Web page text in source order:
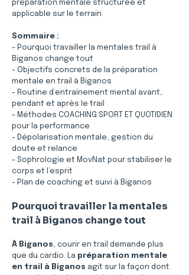
préparation mentale structurée et
applicable sur le terrain.
Sommaire :
- Pourquoi travailler la mentales trail à
Biganos change tout
- Objectifs concrets de la préparation
mentale en trail à Biganos
- Routine d’entraînement mental avant,
pendant et après le trail
- Méthodes COACHING SPORT ET QUOTIDIEN
pour la performance
- Dépolarisation mentale, gestion du
doute et relance
- Sophrologie et MovNat pour stabiliser le
corps et l’esprit
- Plan de coaching et suivi à Biganos
Pourquoi travailler la mentales
trail à Biganos change tout
À Biganos, courir en trail demande plus
que du cardio. La préparation mentale
en trail à Biganos agit sur la façon dont